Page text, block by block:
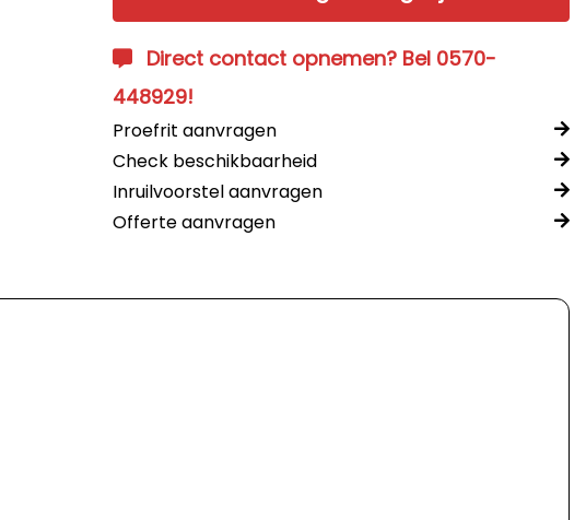
Direct contact opnemen? Bel 0570-
448929!
Proefrit aanvragen
Check beschikbaarheid
Inruilvoorstel aanvragen
Offerte aanvragen